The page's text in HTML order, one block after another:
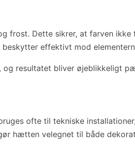
frost. Dette sikrer, at farven
effektivt mod
resultatet bliver øjeblikkeligt
ofte til tekniske
hætten velegnet til både